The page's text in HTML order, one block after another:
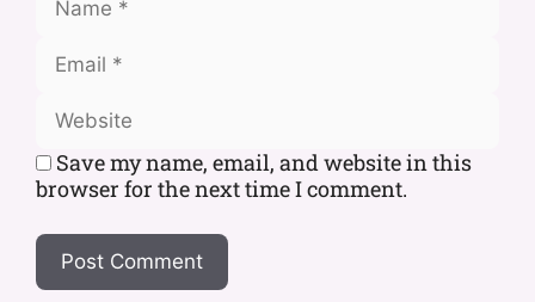
Save my name, email, and website in this
browser for the next time I comment.